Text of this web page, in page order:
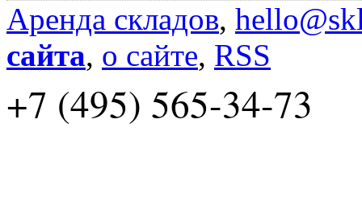
Аренда складов,
сайта, о сайте, RSS
+7 (495) 565-34-73